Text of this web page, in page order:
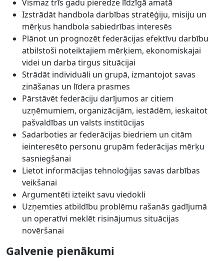
Vismaz trīs gadu pieredze līdzīgā amatā
Izstrādāt handbola darbības stratēģiju, misiju un
mērķus handbola sabiedrības interesēs
Plānot un prognozēt federācijas efektīvu darbību
atbilstoši noteiktajiem mērķiem, ekonomiskajai
videi un darba tirgus situācijai
Strādāt individuāli un grupā, izmantojot savas
zināšanas un līdera prasmes
Pārstāvēt federāciju darījumos ar citiem
uzņēmumiem, organizācijām, iestādēm, ieskaitot
pašvaldības un valsts institūcijas
Sadarboties ar federācijas biedriem un citām
ieinteresēto personu grupām federācijas mērķu
sasniegšanai
Lietot informācijas tehnoloģijas savas darbības
veikšanai
Argumentēti izteikt savu viedokli
Uzņemties atbildību problēmu rašanās gadījumā
un operatīvi meklēt risinājumus situācijas
novēršanai
Galvenie pienākumi